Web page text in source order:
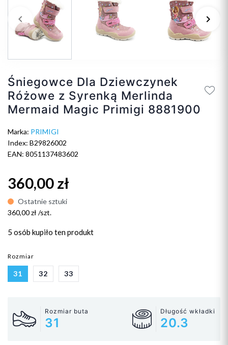
Poprzedni
keyboard_arrow_left keyboard_arrow_right
Śniegowce Dla Dziewczynek
Różowe z Syrenką Merlinda
Mermaid Magic Primigi 8881900
Marka: PRIMIGI
Index: B29826002
EAN: 8051137483602
360,00 zł
Ostatnie sztuki
360,00 zł /szt.
5 osób kupiło ten produkt
Rozmiar
31 32 33
Rozmiar buta
31
Długość wkładki
20.3